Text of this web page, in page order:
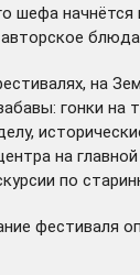
шефа начнётся
на
гонки на
на
по
фестиваля